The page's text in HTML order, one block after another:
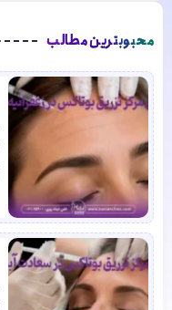
محبوبترین مطالب